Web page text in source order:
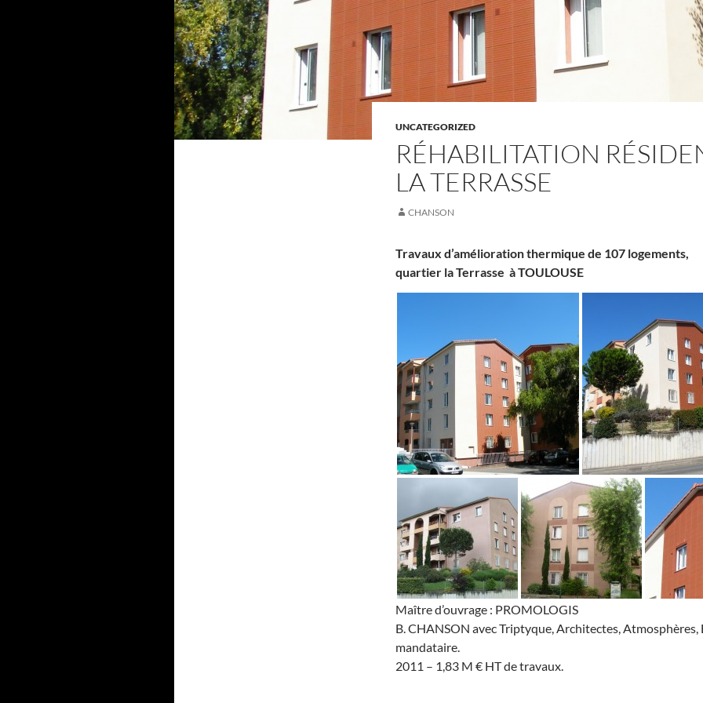
UNCATEGORIZED
RÉHABILITATION
LA TERRASSE
CHANSON
Travaux d’amélioration thermique de 107 logements,
quartier la Terrasse à TOULOUSE
Maître d’ouvrage : PROMOLOGIS
B. CHANSON avec Triptyque, Architectes, Atmosphères,
mandataire.
2011 – 1,83 M € HT de travaux.